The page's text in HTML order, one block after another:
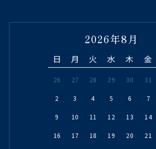
2026年8月
日 月 火 水 木 金
26 27 28 29 30 31
2 3 4 5 6 7
9 10 11 12 13 14
16 17 18 19 20 21